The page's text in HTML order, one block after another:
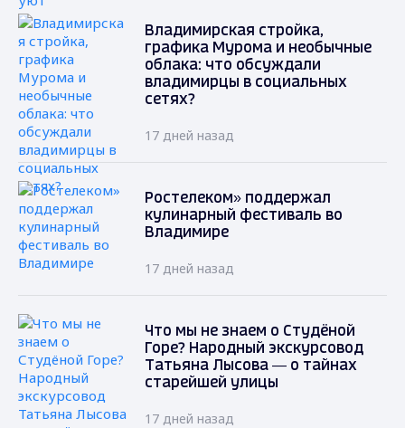
Владимирская стройка,
графика Мурома и необычные
облака: что обсуждали
владимирцы в социальных
сетях?
17 дней назад
Ростелеком» поддержал
кулинарный фестиваль во
Владимире
17 дней назад
Что мы не знаем о Студёной
Горе? Народный экскурсовод
Татьяна Лысова — о тайнах
старейшей улицы
17 дней назад